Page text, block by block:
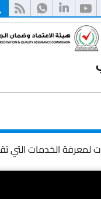
الخدمات التي